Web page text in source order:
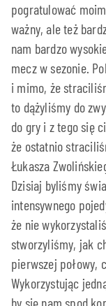
pogratulować
ważny, ale też
nam bardzo
mecz w sezonie.
i mimo, że
to dążyliśmy do
do gry i z tego się
że ostatnio
Łukasza
Dzisiaj byliśmy
intensywnego
że nie
stworzyliśmy, jak
pierwszej połowy,
Wykorzystując